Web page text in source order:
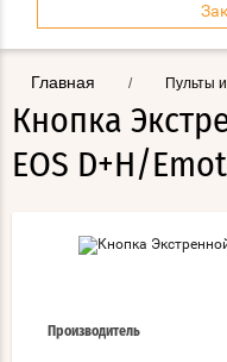
Главная / Пульты
Кнопка
EOS D+H/
Производитель